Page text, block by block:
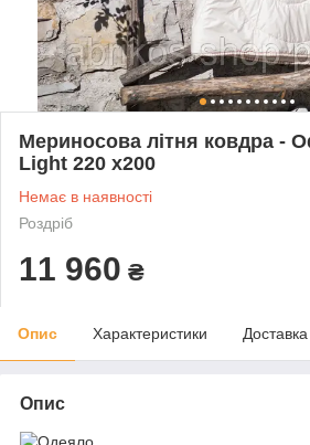
Мериносова літня ковдра -
Light 220 x200
Немає в наявності
Роздріб
11 960 ₴
Опис Характеристики Доставка
Опис